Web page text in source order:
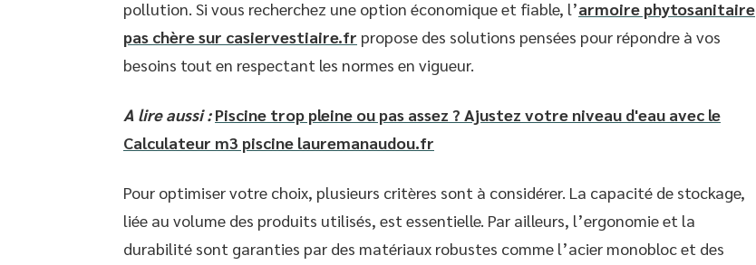
pollution. Si vous recherchez une option économique et fiable, l’armoire phytosanitaire
pas chère sur casiervestiaire.fr propose des solutions pensées pour répondre à vos
besoins tout en respectant les normes en vigueur.
A lire aussi : Piscine trop pleine ou pas assez ? Ajustez votre niveau d'eau avec le
Calculateur m3 piscine lauremanaudou.fr
Pour optimiser votre choix, plusieurs critères sont à considérer. La capacité de stockage,
liée au volume des produits utilisés, est essentielle. Par ailleurs, l’ergonomie et la
durabilité sont garanties par des matériaux robustes comme l’acier monobloc et des